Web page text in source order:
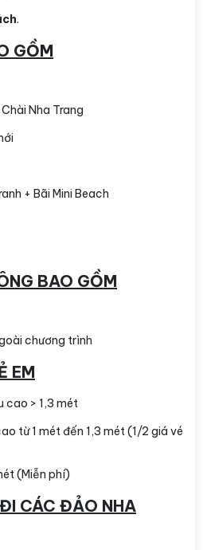
.
GỒM
Nha Trang
+ Bãi Mini Beach
BAO GỒM
chương trình
EM
cao > 1,3 mét
từ 1 mét đến 1,3 mét (1/2 giá vé
(Miễn phí)
ĐI CÁC ĐẢO NHA